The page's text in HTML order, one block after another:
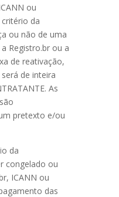
ou
da
ou não de uma
Registro.br ou a
de reativação,
de inteira
As
pretexto e/ou
da
congelado ou
ICANN ou
das